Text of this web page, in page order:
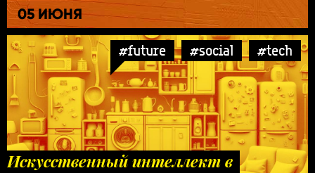
05 ИЮНЯ
#future #social #tech
Искусственный интеллект в